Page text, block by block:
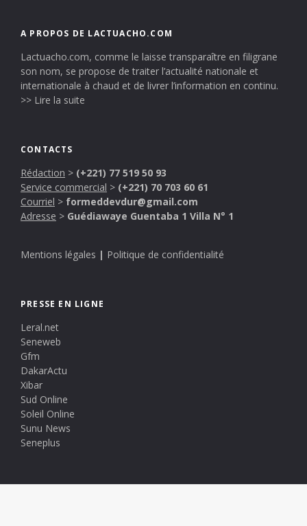
A PROPOS DE LACTUACHO.COM
Lactuacho.com, comme le laisse transparaître en filigrane
son nom, se propose de traiter l’actualité nationale et
internationale à chaud et de livrer l’information en continu.
>> Lire la suite
CONTACTS
Rédaction > (+221) 77 519 50 93
Service commercial > (+221) 70 703 60 61
Courriel > formeddevdur@gmail.com
Adresse > Guédiawaye Guentaba 1 Villa N° 1
Mentions légales | Politique de confidentialité
PRESSE EN LIGNE
Leral.net
Seneweb
Gfm
DakarActu
Xibar
Sud Online
Soleil Online
Sunu News
Seneplus